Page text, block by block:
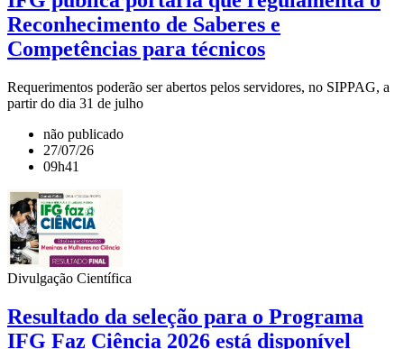
Reconhecimento de Saberes e
Competências para técnicos
Requerimentos poderão ser abertos pelos servidores, no SIPPAG, a
partir do dia 31 de julho
não publicado
27/07/26
09h41
Divulgação Científica
Resultado da seleção para o Programa
IFG Faz Ciência 2026 está disponível